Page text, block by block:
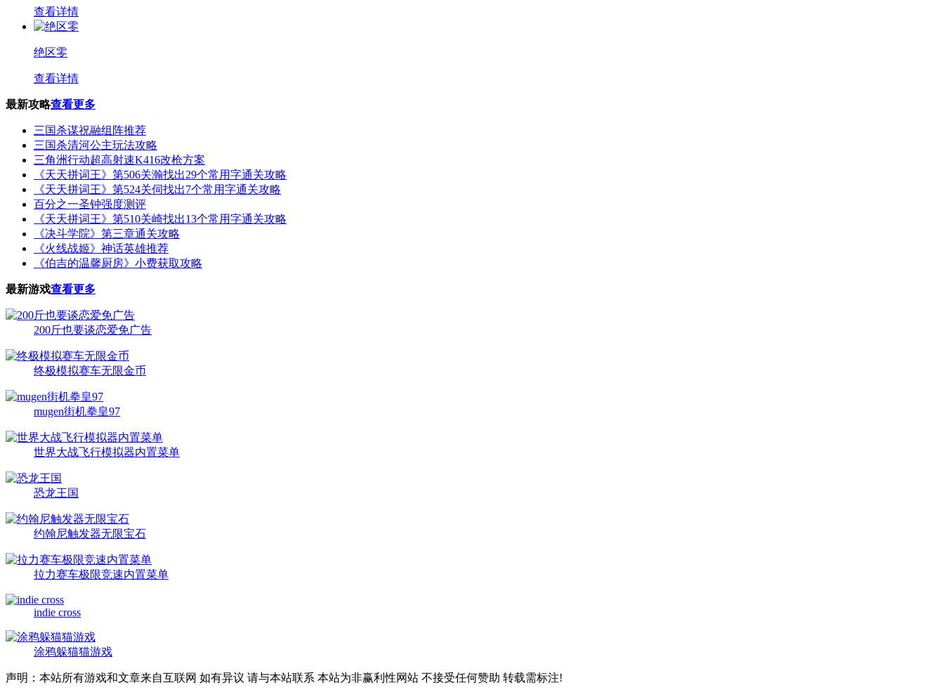
查看详情
绝区零
查看详情
最新攻略查看更多
三国杀谋祝融组阵推荐
三国杀清河公主玩法攻略
三角洲行动超高射速K416改枪方案
《天天拼词王》第506关瀚找出29个常用字通关攻略
《天天拼词王》第524关伺找出7个常用字通关攻略
百分之一圣钟强度测评
《天天拼词王》第510关崎找出13个常用字通关攻略
《决斗学院》第三章通关攻略
《火线战姬》神话英雄推荐
《伯吉的温馨厨房》小费获取攻略
最新游戏查看更多
200斤也要谈恋爱免广告
终极模拟赛车无限金币
mugen街机拳皇97
世界大战飞行模拟器内置菜单
恐龙王国
约翰尼触发器无限宝石
拉力赛车极限竞速内置菜单
indie cross
涂鸦躲猫猫游戏
声明：本站所有游戏和文章来自互联网 如有异议 请与本站联系 本站为非赢利性网站 不接受任何赞助 转载需标注!